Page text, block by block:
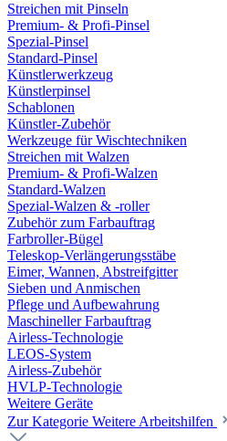
Streichen mit Pinseln
Premium- & Profi-Pinsel
Spezial-Pinsel
Standard-Pinsel
Künstlerwerkzeug
Künstlerpinsel
Schablonen
Künstler-Zubehör
Werkzeuge für Wischtechniken
Streichen mit Walzen
Premium- & Profi-Walzen
Standard-Walzen
Spezial-Walzen & -roller
Zubehör zum Farbauftrag
Farbroller-Bügel
Teleskop-Verlängerungsstäbe
Eimer, Wannen, Abstreifgitter
Sieben und Anmischen
Pflege und Aufbewahrung
Maschineller Farbauftrag
Airless-Technologie
LEOS-System
Airless-Zubehör
HVLP-Technologie
Weitere Geräte
Zur Kategorie Weitere Arbeitshilfen